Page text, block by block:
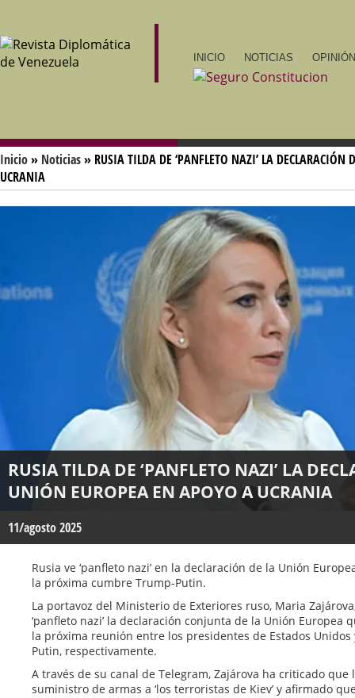
INICIO NOTICIAS
Inicio» Noticias» RUSIA TILDA DE ‘PANFLETO NAZI’ LA
UCRANIA
RUSIA TILDA DE ‘PANFLETO NAZI’ LA
UNIÓN EUROPEA EN APOYO A UCRANIA
11/agosto 2025
Rusia ve ‘panfleto nazi’ en la declaración de la Unión
la próxima cumbre Trump-Putin.
La portavoz del Ministerio de Exteriores ruso, Maria
‘panfleto nazi’ la declaración conjunta de la Unión Europea
la próxima reunión entre los presidentes de Estados
Putin, respectivamente.
A través de su canal de Telegram, Zajárova ha criticado
suministro de armas a ‘los terroristas de Kiev’ y afirmado